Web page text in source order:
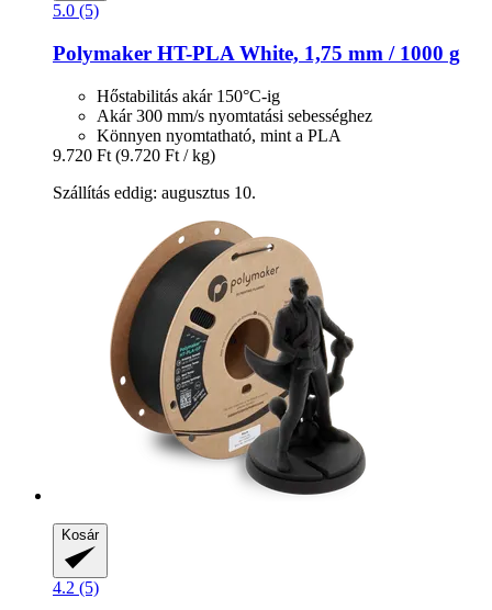
5.0 (5)
Polymaker HT-​PLA White, 1,75 mm / 1000 g
Hőstabilitás akár 150°C-ig
Akár 300 mm/s nyomtatási sebességhez
Könnyen nyomtatható, mint a PLA
9.720 Ft (9.720 Ft / kg)
Szállítás eddig: augusztus 10.
Kosár
4.2 (5)